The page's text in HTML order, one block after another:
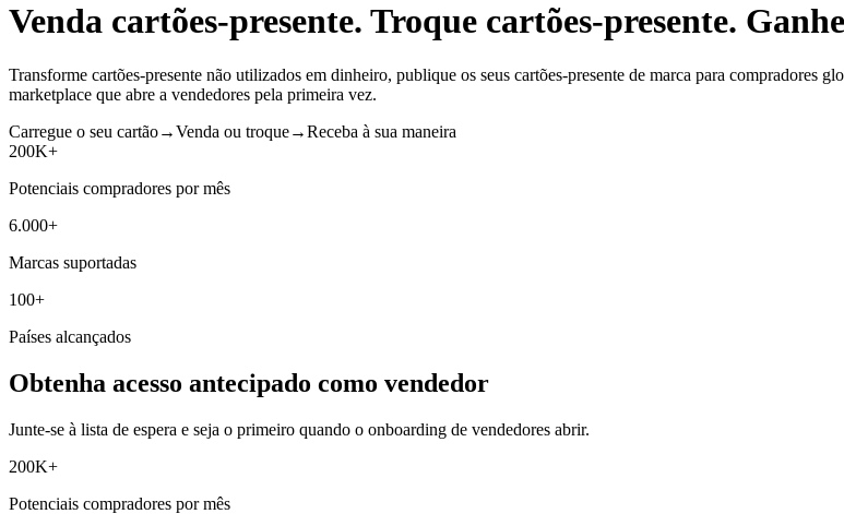
Venda cartões-presente. Troque cartões-presente.
Transforme cartões-presente não utilizados em dinheiro, publique os seus cartões-presente de marca para compradores
marketplace que abre a vendedores pela primeira vez.
Carregue o seu cartão→Venda ou troque→Receba à sua maneira
200K+
Potenciais compradores por mês
6.000+
Marcas suportadas
100+
Países alcançados
Obtenha acesso antecipado como vendedor
Junte-se à lista de espera e seja o primeiro quando o onboarding de vendedores abrir.
200K+
Potenciais compradores por mês